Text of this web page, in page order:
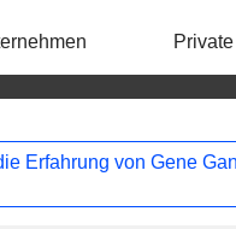
Erfahrung von Gene